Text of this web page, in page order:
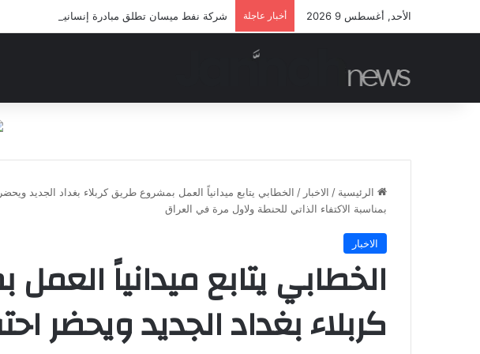
الأحد, أغسطس 9 2026 أخبار عاجلة شركة نفط ميسان تطلق مبادرة إنسانية لعلاج أيتام
الرئيسية / الاخبار / الخطابي يتابع ميدانياً العمل بمشروع طريق كربلاء بغداد الجديد
بمناسبة الاكتفاء الذاتي للحنطة ولاول مرة في العراق
الاخبار
الخطابي يتابع ميدانياً
كربلاء بغداد الجديد ويحضر